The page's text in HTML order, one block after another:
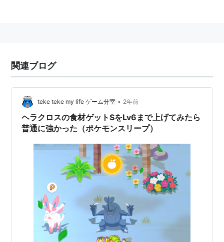
関連ブログ
teke teke my life ゲーム分室 • 2年前
ヘラクロスの食材ゲットSをLv6まで上げてみたら
普通に強かった（ポケモンスリープ）